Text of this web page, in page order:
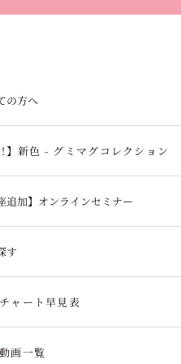
の方へ
】新色 - グミマグコレクション
追加】オンラインセミナー
す
ャート早見表
画一覧